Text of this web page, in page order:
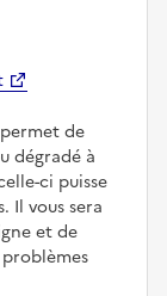
de
dégradé à
ci puisse
Il vous sera
et de